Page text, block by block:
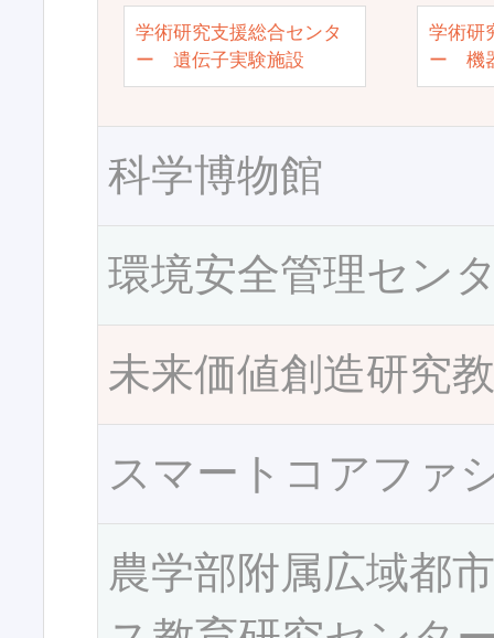
学術研究支援総合センタ
ー 遺伝子実験施設
学術研
ー 機
科学博物館
環境安全管理セン
未来価値創造研究
スマートコアファ
農学部附属広域都